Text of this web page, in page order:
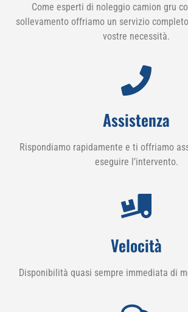
Come esperti di noleggio camion gru
sollevamento offriamo un servizio
vostre necessità.
Assistenza
Rispondiamo rapidamente e ti offriamo
eseguire l’intervento.
Velocità
Disponibilità quasi sempre immediata di